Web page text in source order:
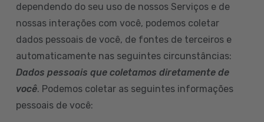
dependendo do seu uso de nossos Serviços e de
nossas interações com você, podemos coletar
dados pessoais de você, de fontes de terceiros e
automaticamente nas seguintes circunstâncias:
Dados pessoais que coletamos diretamente de
você. Podemos coletar as seguintes informações
pessoais de você: